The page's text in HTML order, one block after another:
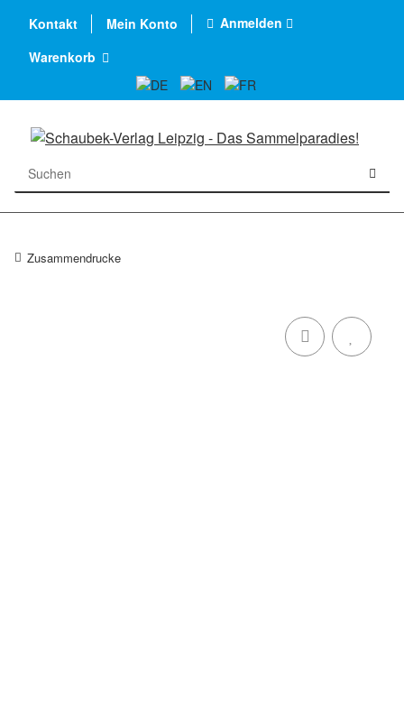
Kontakt Mein Konto
Anmelden
Warenkorb
Zusammendrucke